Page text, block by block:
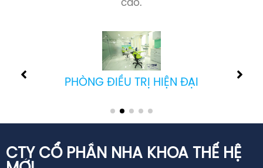
PHÒNG CẤY GHÉP IMPLANT
CTY CỔ PHẦN NHA KHOA THẾ HỆ
MỚI